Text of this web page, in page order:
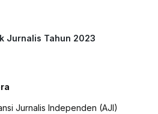
Jurnalis Tahun 2023
Jurnalis Independen (AJI)